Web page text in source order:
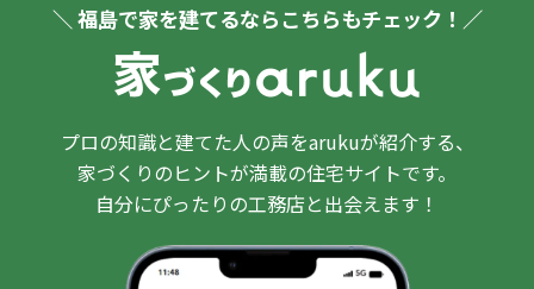
＼ 福島で家を建てるならこちらもチェック！／
プロの知識と建てた人の声をarukuが紹介する、
家づくりのヒントが満載の住宅サイトです。
自分にぴったりの工務店と出会えます！